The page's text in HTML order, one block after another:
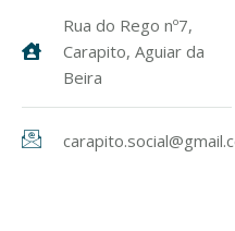
Rua do Rego nº7,
Carapito, Aguiar da
Beira